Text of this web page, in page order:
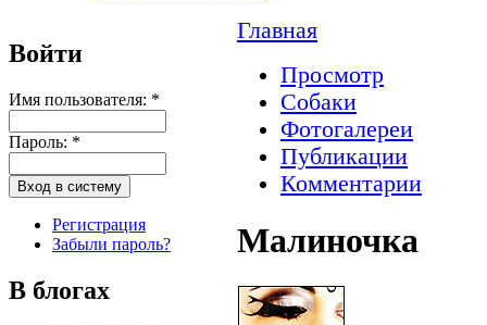
Войти
Имя пользователя: *
Пароль: *
Регистрация
Забыли пароль?
В блогах
Главная
Просмотр
Собаки
Фотогалереи
Публикации
Комментарии
Малиночка